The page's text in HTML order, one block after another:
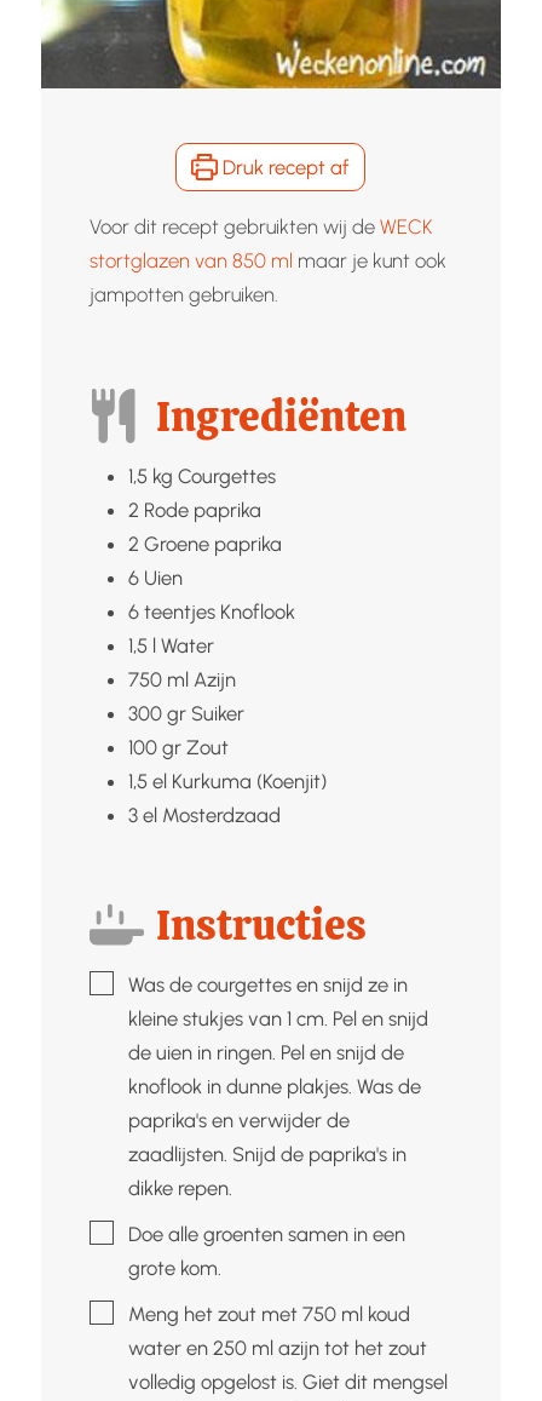
Druk recept af
Voor dit recept gebruikten wij de WECK
stortglazen van 850 ml maar je kunt ook
jampotten gebruiken.
Ingrediënten
1,5 kg Courgettes
2 Rode paprika
2 Groene paprika
6 Uien
6 teentjes Knoflook
1,5 l Water
750 ml Azijn
300 gr Suiker
100 gr Zout
1,5 el Kurkuma (Koenjit)
3 el Mosterdzaad
Instructies
▢Was de courgettes en snijd ze in
kleine stukjes van 1 cm. Pel en snijd
de uien in ringen. Pel en snijd de
knoflook in dunne plakjes. Was de
paprika's en verwijder de
zaadlijsten. Snijd de paprika's in
dikke repen.
▢Doe alle groenten samen in een
grote kom.
▢Meng het zout met 750 ml koud
water en 250 ml azijn tot het zout
volledig opgelost is. Giet dit mengsel